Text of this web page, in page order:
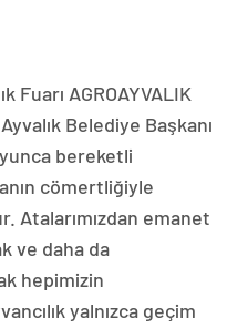
Fuarı AGROAYVALIK
Belediye Başkanı
bereketli
cömertliğiyle
Atalarımızdan emanet
ve daha da
hepimizin
yalnızca geçim